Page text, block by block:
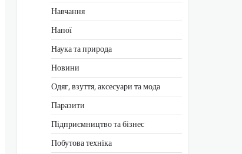
Навчання
Напої
Наука та природа
Новини
Одяг, взуття, аксесуари та мода
Паразити
Підприємництво та бізнес
Побутова техніка